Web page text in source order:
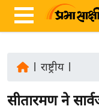
ज़ा
राष्ट्रीय|
सीतारमण ने